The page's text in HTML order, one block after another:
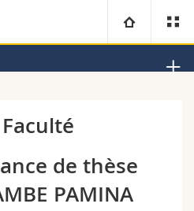
Institut d'études dominicaines
de thèse
PAMINA